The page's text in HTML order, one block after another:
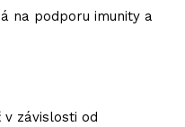
na podporu imunity a
závislosti od